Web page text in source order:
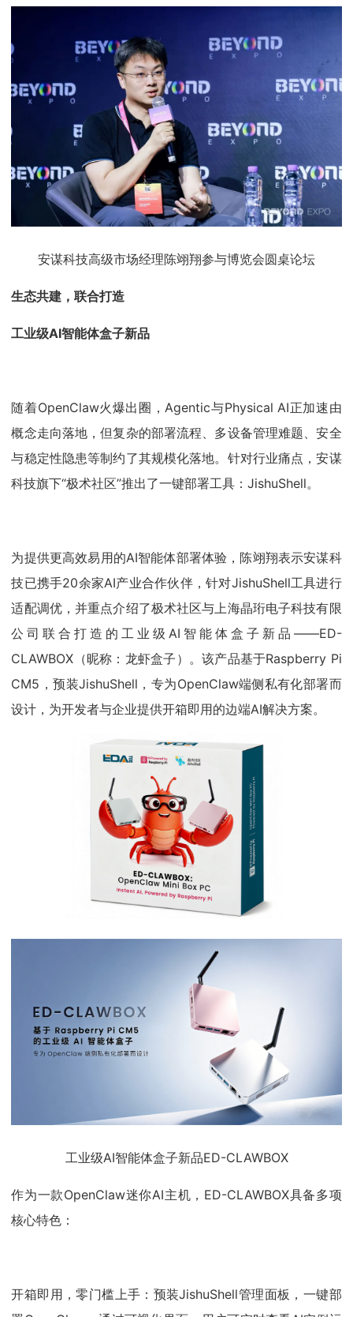
安谋科技高级市场经理陈翊翔参与博览会圆桌论坛
生态共建，联合打造
工业级AI智能体盒子新品
随着OpenClaw火爆出圈，Agentic与Physical AI正加速由
概念走向落地，但复杂的部署流程、多设备管理难题、安全
与稳定性隐患等制约了其规模化落地。针对行业痛点，安谋
科技旗下“极术社区”推出了一键部署工具：JishuShell。
为提供更高效易用的AI智能体部署体验，陈翊翔表示安谋科
技已携手20余家AI产业合作伙伴，针对JishuShell工具进行
适配调优，并重点介绍了极术社区与上海晶珩电子科技有限
公司联合打造的工业级AI智能体盒子新品——ED-
CLAWBOX（昵称：龙虾盒子）。该产品基于Raspberry Pi
CM5，预装JishuShell，专为OpenClaw端侧私有化部署而
设计，为开发者与企业提供开箱即用的边端AI解决方案。
工业级AI智能体盒子新品ED-CLAWBOX
作为一款OpenClaw迷你AI主机，ED-CLAWBOX具备多项
核心特色：
开箱即用，零门槛上手：预装JishuShell管理面板，一键部